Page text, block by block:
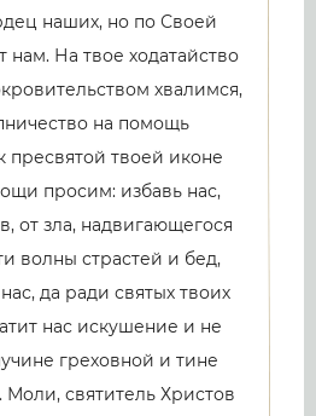
наших, но по Своей
нам. На твое ходатайство
хвалимся,
на помощь
пресвятой твоей иконе
просим: избавь нас,
от зла, надвигающегося
волны страстей и бед,
да ради святых твоих
нас искушение и не
греховной и тине
Моли, святитель Христов